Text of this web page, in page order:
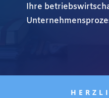
Ihre